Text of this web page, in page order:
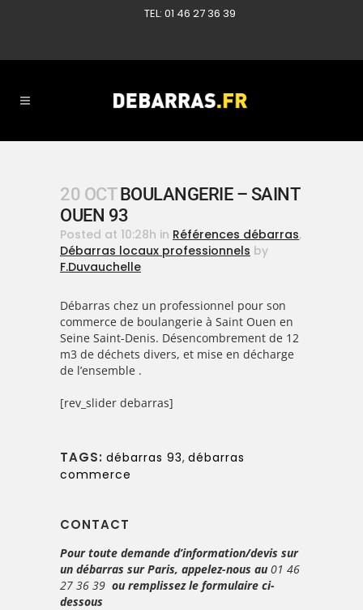
TEL: 01 46 27 36 39
20 OCTBOULANGERIE – SAINT
OUEN 93
Posted at 10:28h in Références débarras,
Débarras locaux professionnels by
F.Duvauchelle
Débarras chez un professionnel pour son
commerce de boulangerie à Saint Ouen en
Seine Saint-Denis. Désencombrement de 12
m3 de déchets divers, et mise en décharge
de l’ensemble .
[rev_slider debarras]
TAGS: débarras 93, débarras
commerce
CONTACT
Pour toute demande d’information/devis sur
un débarras sur Paris, appelez-nous au 01 46
27 36 39 ou remplissez le formulaire ci-
dessous